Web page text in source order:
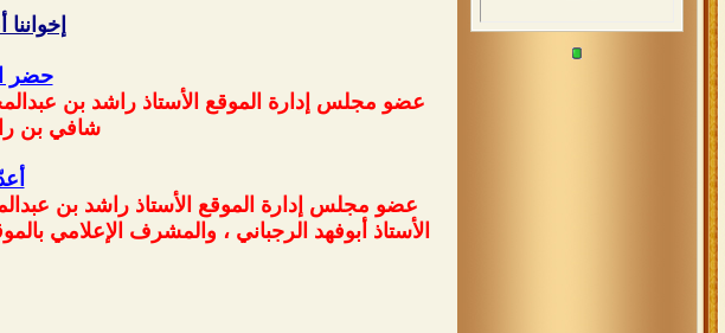
حضر
عضو مجلس إدارة الموقع الأستاذ راشد بن
شافي بن
عضو مجلس إدارة الموقع الأستاذ راشد بن
الأستاذ أبوفهد الرجباني ، والمشرف الإعلامي